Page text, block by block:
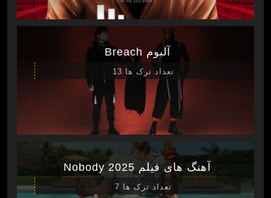
آلبوم Breach
تعداد ترک ها 13
آهنگ های فیلم Nobody 2025
تعداد ترک ها 7